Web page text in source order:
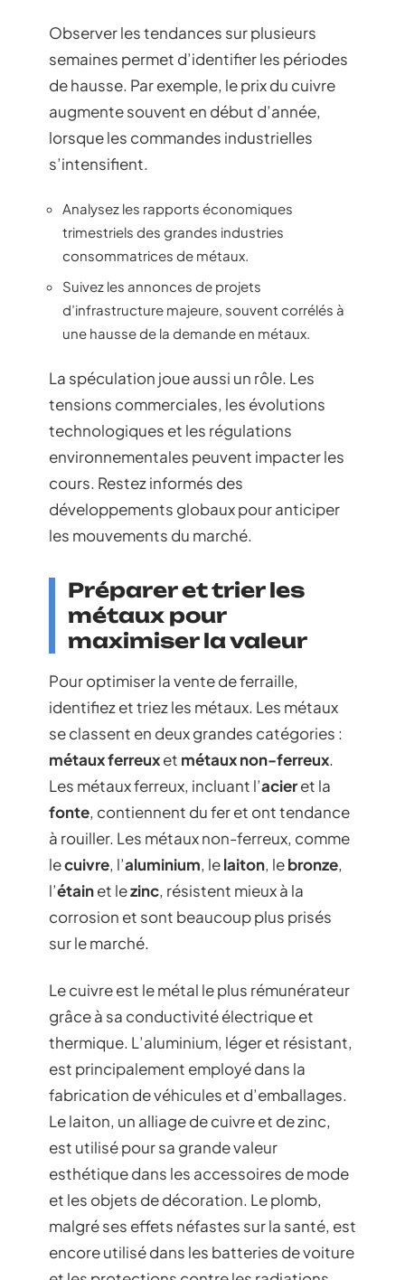
Observer les tendances sur plusieurs
semaines permet d’identifier les périodes
de hausse. Par exemple, le prix du cuivre
augmente souvent en début d’année,
lorsque les commandes industrielles
s’intensifient.
Analysez les rapports économiques
trimestriels des grandes industries
consommatrices de métaux.
Suivez les annonces de projets
d’infrastructure majeure, souvent corrélés à
une hausse de la demande en métaux.
La spéculation joue aussi un rôle. Les
tensions commerciales, les évolutions
technologiques et les régulations
environnementales peuvent impacter les
cours. Restez informés des
développements globaux pour anticiper
les mouvements du marché.
Préparer et trier les
métaux pour
maximiser la valeur
Pour optimiser la vente de ferraille,
identifiez et triez les métaux. Les métaux
se classent en deux grandes catégories :
métaux ferreuxet métaux non-ferreux.
Les métaux ferreux, incluant l’acieret la
fonte, contiennent du fer et ont tendance
à rouiller. Les métaux non-ferreux, comme
lecuivre, l’aluminium, lelaiton, lebronze,
l’étainet lezinc, résistent mieux à la
corrosion et sont beaucoup plus prisés
sur le marché.
Le cuivre est le métal le plus rémunérateur
grâce à sa conductivité électrique et
thermique. L’aluminium, léger et résistant,
est principalement employé dans la
fabrication de véhicules et d’emballages.
Le laiton, un alliage de cuivre et de zinc,
est utilisé pour sa grande valeur
esthétique dans les accessoires de mode
et les objets de décoration. Le plomb,
malgré ses effets néfastes sur la santé, est
encore utilisé dans les batteries de voiture